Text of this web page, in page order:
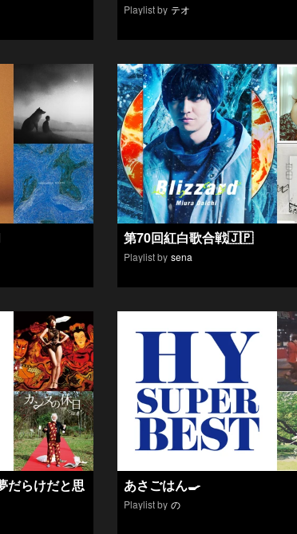
Playlist by テオ
第70回紅白歌合戦🇯🇵
Playlist by sena
だらけだと思
あさごはん🍳
Playlist by の